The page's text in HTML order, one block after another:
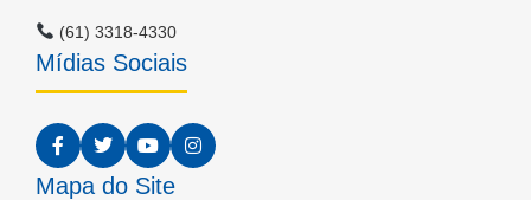
(61) 3318-4330
Mídias Sociais
Mapa do Site